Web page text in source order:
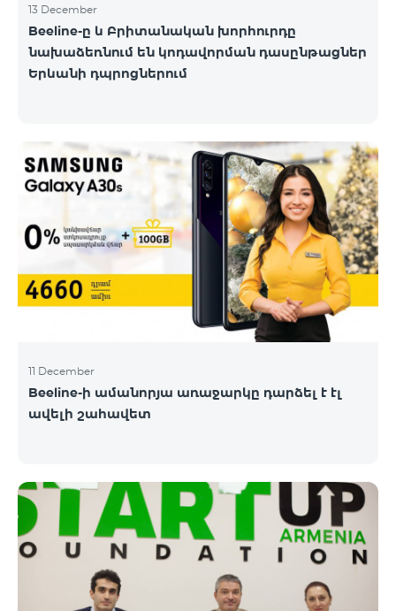
13 December
Beeline-ը և Բրիտանական խորհուրդը
նախաձեռնում են կոդավորման դասընթացներ
Երևանի դպրոցներում
11 December
Beeline-ի ամանորյա առաջարկը դարձել է էլ
ավելի շահավետ